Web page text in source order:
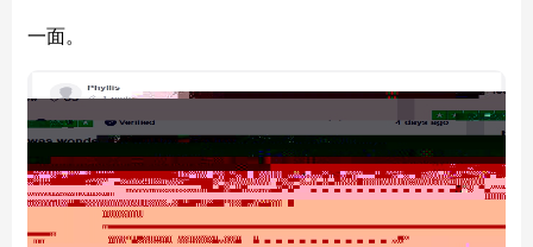
一面。